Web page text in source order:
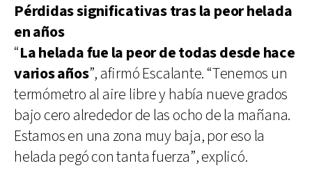
Pérdidas significativas tras la peor helada
en años
“La helada fue la peor de todas desde hace
varios años”, afirmó Escalante. “Tenemos un
termómetro al aire libre y había nueve grados
bajo cero alrededor de las ocho de la mañana.
Estamos en una zona muy baja, por eso la
helada pegó con tanta fuerza”, explicó.